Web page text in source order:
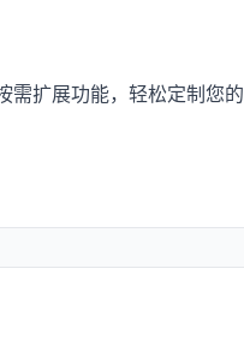
需扩展功能，轻松定制您